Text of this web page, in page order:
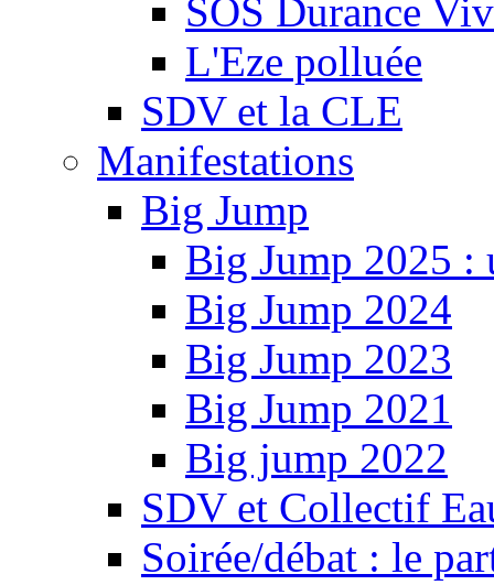
SOS Durance
L'Eze polluée
SDV et la CLE
Manifestations
Big Jump
Big Jump 2025 :
Big Jump 2024
Big Jump 2023
Big Jump 2021
Big jump 2022
SDV et Collectif
Soirée/débat : le